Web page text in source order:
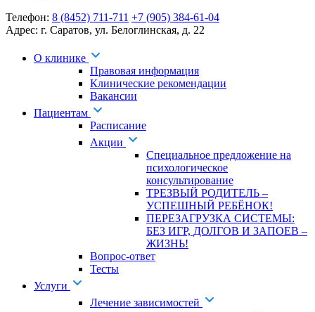
Телефон: 8 (8452) 711-711 +7 (905) 384-61-04
Адрес: г. Саратов, ул. Белоглинская, д. 22
О клинике
Правовая информация
Клинические рекомендации
Вакансии
Пациентам
Расписание
Акции
Специальное предложение на
психологическое
консультирование
ТРЕЗВЫЙ РОДИТЕЛЬ –
УСПЕШНЫЙ РЕБЁНОК!
ПЕРЕЗАГРУЗКА СИСТЕМЫ:
БЕЗ ИГР, ДОЛГОВ И ЗАПОЕВ –
ЖИЗНЬ!
Вопрос-ответ
Тесты
Услуги
Лечение зависимостей